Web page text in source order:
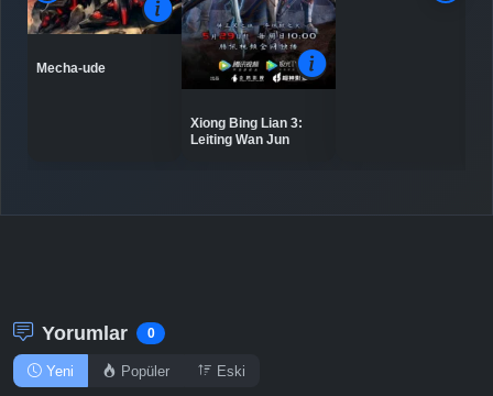
Mecha-ude
Xiong Bing Lian 3:
Leiting Wan Jun
Yorumlar 0
Yeni Popüler Eski